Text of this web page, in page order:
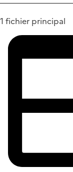
1 fichier principal